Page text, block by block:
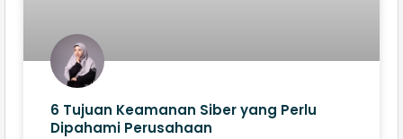
6 Tujuan Keamanan Siber yang Perlu
Dipahami Perusahaan